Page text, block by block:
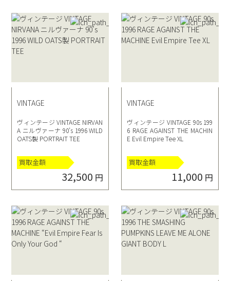
VINTAGE
ヴィンテージ VINTAGE NIRVAN
A ニルヴァーナ 90’s 1996 WILD
OATS製 PORTRAIT TEE
買取金額
32,500 円
VINTAGE
ヴィンテージ VINTAGE 90s 199
6 RAGE AGAINST THE MACHIN
E Evil Empire Tee XL
買取金額
11,000 円